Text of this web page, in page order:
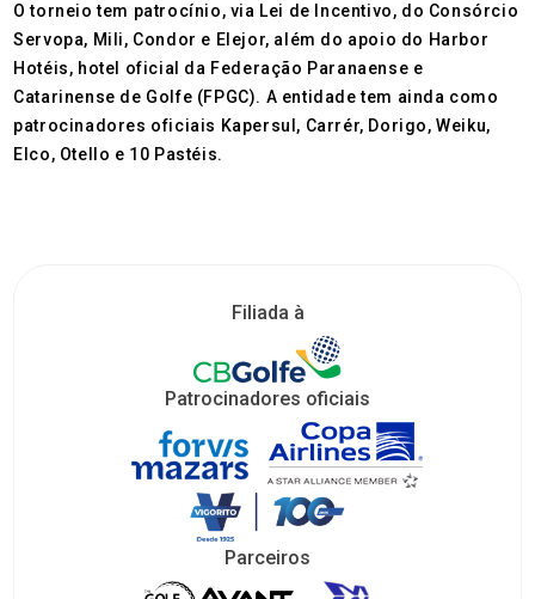
O torneio tem patrocínio, via Lei de Incentivo, do Consórcio
Servopa, Mili, Condor e Elejor, além do apoio do Harbor
Hotéis, hotel oficial da Federação Paranaense e
Catarinense de Golfe (FPGC). A entidade tem ainda como
patrocinadores oficiais Kapersul, Carrér, Dorigo, Weiku,
Elco, Otello e 10 Pastéis.
Filiada à
Patrocinadores oficiais
Parceiros